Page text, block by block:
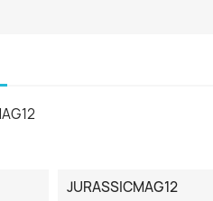
JURASSICMAG12